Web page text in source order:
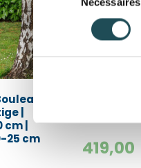
consentement
|
|
25 cm
419,00